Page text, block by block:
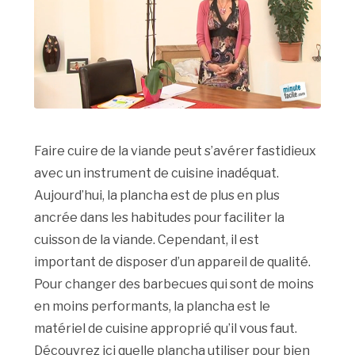
Faire cuire de la viande peut s’avérer fastidieux
avec un instrument de cuisine inadéquat.
Aujourd’hui, la plancha est de plus en plus
ancrée dans les habitudes pour faciliter la
cuisson de la viande. Cependant, il est
important de disposer d’un appareil de qualité.
Pour changer des barbecues qui sont de moins
en moins performants, la plancha est le
matériel de cuisine approprié qu’il vous faut.
Découvrez ici quelle plancha utiliser pour bien